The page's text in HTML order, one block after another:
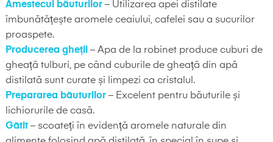
Amestecul băuturilor – Utilizarea apei distilate
îmbunătățește aromele ceaiului, cafelei sau a sucurilor
proaspete.
Producerea gheții – Apa de la robinet produce cuburi de
gheață tulburi, pe când cuburile de gheață din apă
distilată sunt curate și limpezi ca cristalul.
Prepararea băuturilor – Excelent pentru băuturile și
lichiorurile de casă.
Gătit – scoateți în evidență aromele naturale din